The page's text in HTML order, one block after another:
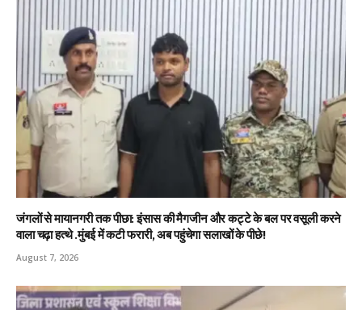
जंगलों से मायानगरी तक पीछा: इंसास की मैगजीन और कट्टे के बल पर वसूली करने
वाला चढ़ा हत्थे .मुंबई में कटी फरारी, अब पहुंचेगा सलाखों के पीछे!
August 7, 2026